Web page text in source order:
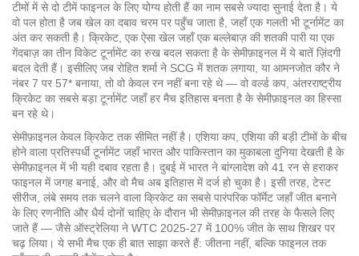
टीमों में से दो टीमें फाइनल के लिए योग्य होती हैंका नाम सबसे ज्यादा सुनाई देता है। ये
वो पल होता है जब खेल का दबाव चरम पर पहुँच जाता है, जहाँ एक गलती भी टूर्नामेंट का
अंत कर सकती है। क्रिकेट एक ऐसा खेल जहाँ एक बल्लेबाज़ की शतकी पारी या एक
गेंदबाज़ का तीन विकेट टूर्नामेंट का रुख बदल सकता है के सेमीफ़ाइनल में ये बातें ज़िंदगी
बदल देती हैं। इसीलिए जब रोहित शर्मा ने SCG में शतक लगाया, या आमनजोत कौर ने
नंबर 7 पर 57* बनाया, तो वो केवल रन नहीं बना रहे थे — वोवर्ल्ड कप अंतरराष्ट्रीय
क्रिकेट का सबसे बड़ा टूर्नामेंट जहाँ हर मैच इतिहास बनता है के सेमीफ़ाइनल का हिस्सा
बन रहे थे।
सेमीफ़ाइनल केवल क्रिकेट तक सीमित नहीं है। एशिया कप एशिया की बड़ी टीमों के बीच
होने वाला प्रतिस्पर्धी टूर्नामेंट जहाँ भारत और पाकिस्तान का मुकाबला दुनिया देखती है के
सेमीफ़ाइनल में भी यही दबाव रहता है। दुबई में भारत ने बांग्लादेश को 41 रन से हराकर
फाइनल में जगह बनाई, और वो मैच अब इतिहास में दर्ज हो चुका है। इसी तरह, टेस्ट
सीरीज लंबे समय तक चलने वाला क्रिकेट का सबसे पारंपरिक फॉर्मेट जहाँ जीत बनाने
के लिए रणनीति और धैर्य दोनों चाहिए के दौरान भी सेमीफ़ाइनल की तरह के फैसले लिए
जाते हैं — जैसे ऑस्ट्रेलिया ने WTC 2025-27 में 100% जीत के साथ शिखर पर
चढ़ लिया। ये सभी मैच एक ही बात साझा करते हैं: जीतना नहीं, बल्कि फाइनल तक